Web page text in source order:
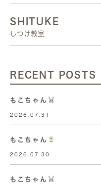
SHITUKE
しつけ教室
RECENT POSTS
もこちゃん
2026.07.31
もこちゃん
2026.07.30
もこちゃん